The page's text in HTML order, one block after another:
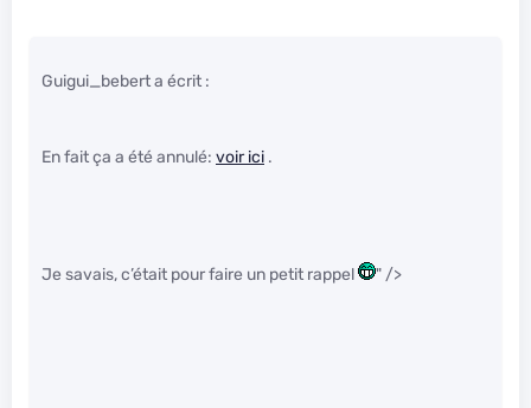
Guigui_bebert a écrit :
En fait ça a été annulé: voir ici .
Je savais, c’était pour faire un petit rappel " />